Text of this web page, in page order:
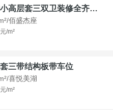
佰盛杰座电梯小高层套三双卫装修全齐诚意出售
佰盛杰座
/m²
三带结构板带车位
喜悦美湖
/m²